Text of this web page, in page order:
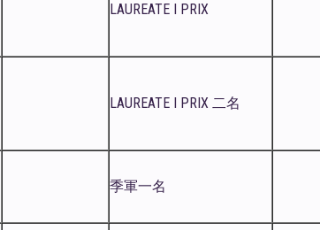
LAUREATE I PRIX
LAUREATE I PRIX 二名
季軍一名